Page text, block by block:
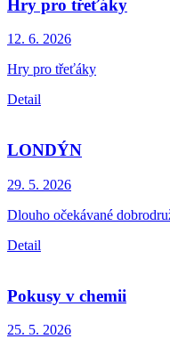
Hry pro třeťáky
12. 6. 2026
Hry pro třeťáky
Detail
LONDÝN
29. 5. 2026
Dlouho očekávané
Detail
Pokusy v chemii
25. 5. 2026